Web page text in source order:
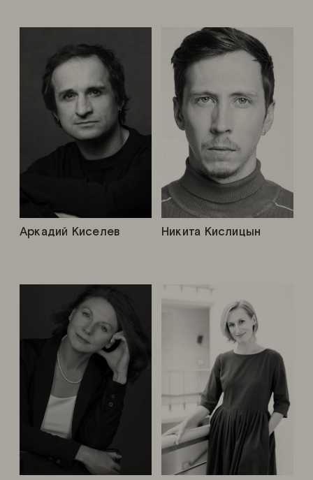
Никита Кислицын
Аркадий Киселев